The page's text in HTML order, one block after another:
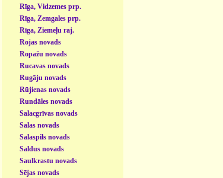
Rīga, Vidzemes prp.
Rīga, Zemgales prp.
Rīga, Ziemeļu raj.
Rojas novads
Ropažu novads
Rucavas novads
Rugāju novads
Rūjienas novads
Rundāles novads
Salacgrīvas novads
Salas novads
Salaspils novads
Saldus novads
Saulkrastu novads
Sējas novads